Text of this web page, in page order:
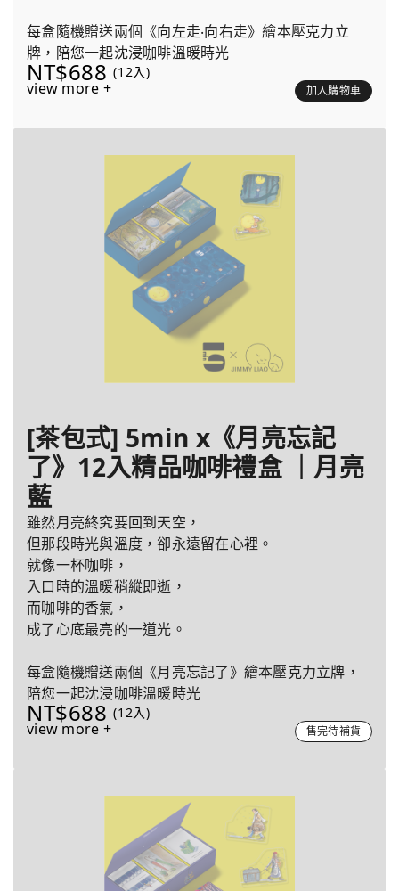
每盒隨機贈送兩個《向左走‧向右走》繪本壓克力立
牌，陪您一起沈浸咖啡溫暖時光
NT$688 (12入)
view more + 加入購物車
[茶包式] 5min x《月亮忘記
了》12入精品咖啡禮盒 ｜月亮
藍
雖然月亮終究要回到天空，
但那段時光與溫度，卻永遠留在心裡。
就像一杯咖啡，
入口時的溫暖稍縱即逝，
而咖啡的香氣，
成了心底最亮的一道光。
每盒隨機贈送兩個《月亮忘記了》繪本壓克力立牌，
陪您一起沈浸咖啡溫暖時光
NT$688 (12入)
view more + 售完待補貨